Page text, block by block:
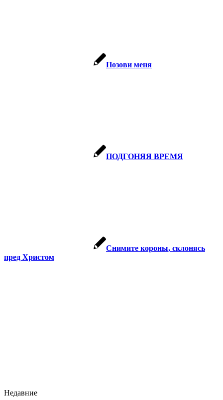
Позови меня
ПОДГОНЯЯ ВРЕМЯ
Снимите короны, склонясь
пред Христом
Недавние